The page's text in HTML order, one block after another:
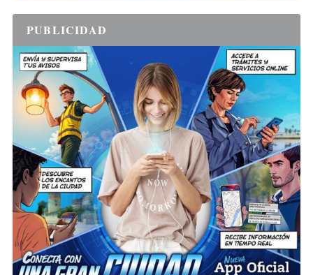
PUBLICIDAD